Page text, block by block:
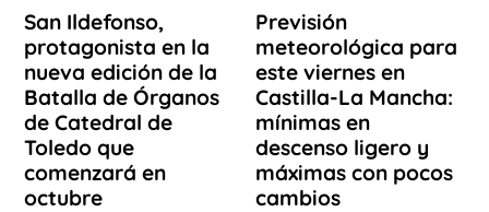
San Ildefonso,
protagonista en la
nueva edición de la
Batalla de Órganos
de Catedral de
Toledo que
comenzará en
octubre
Previsión
meteorológica para
este viernes en
Castilla-La Mancha:
mínimas en
descenso ligero y
máximas con pocos
cambios